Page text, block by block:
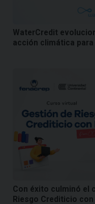
WaterCredit
acción climática
Con éxito culminó el
Riesgo Crediticio con